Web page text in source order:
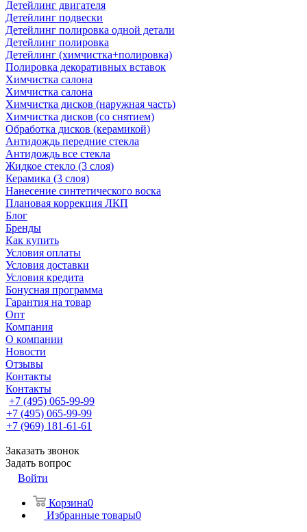
Детейлинг двигателя
Детейлинг подвески
Детейлинг полировка одной детали
Детейлинг полировка
Детейлинг (химчистка+полировка)
Полировка декоративных вставок
Химчистка салона
Химчистка салона
Химчистка дисков (наружная часть)
Химчистка дисков (со снятием)
Обработка дисков (керамикой)
Антидождь передние стекла
Антидождь все стекла
Жидкое стекло (3 слоя)
Керамика (3 слоя)
Нанесение синтетического воска
Плановая коррекция ЛКП
Блог
Бренды
Как купить
Условия оплаты
Условия доставки
Условия кредита
Бонусная программа
Гарантия на товар
Опт
Компания
О компании
Новости
Отзывы
Контакты
Контакты
+7 (495) 065-99-99
+7 (495) 065-99-99
+7 (969) 181-61-61
Заказать звонок
Задать вопрос
Войти
Корзина0
Избранные товары0